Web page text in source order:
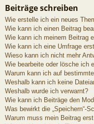
Beiträge schreiben
Wie erstelle ich ein neues
Wie kann ich einen Beitrag
Wie kann ich meinem Beitrag
Wie kann ich eine Umfrage
Wieso kann ich nicht mehr
Wie bearbeite oder lösche ich
Warum kann ich auf
Weshalb kann ich keine
Weshalb wurde ich verwarnt?
Wie kann ich Beiträge den
Was bewirkt die „Speichern“-
Warum muss mein Beitrag